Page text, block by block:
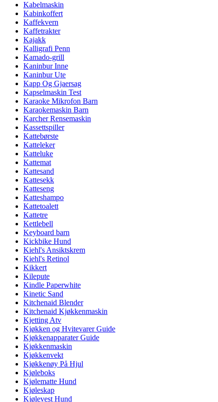
Kabelmaskin
Kabinkoffert
Kaffekvern
Kaffetrakter
Kajakk
Kalligrafi Penn
Kamado-grill
Kaninbur Inne
Kaninbur Ute
Kapp Og Gjaersag
Kapselmaskin Test
Karaoke Mikrofon Barn
Karaokemaskin Barn
Karcher Rensemaskin
Kassettspiller
Kattebørste
Katteleker
Katteluke
Kattemat
Kattesand
Kattesekk
Katteseng
Katteshampo
Kattetoalett
Kattetre
Kettlebell
Keyboard barn
Kickbike Hund
Kiehl's Ansiktskrem
Kiehl's Retinol
Kikkert
Kilepute
Kindle Paperwhite
Kinetic Sand
Kitchenaid Blender
Kitchenaid Kjøkkenmaskin
Kjetting Atv
Kjøkken og Hvitevarer Guide
Kjøkkenapparater Guide
Kjøkkenmaskin
Kjøkkenvekt
Kjøkkenøy På Hjul
Kjøleboks
Kjølematte Hund
Kjøleskap
Kjølevest Hund